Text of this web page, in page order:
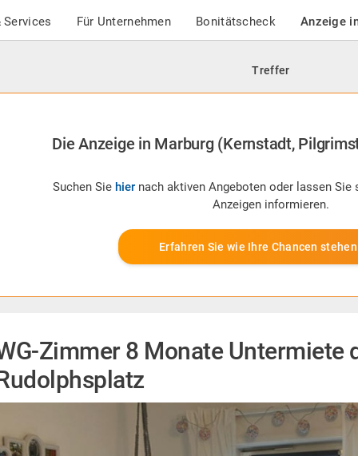
Services Für Unternehmen Bonitätscheck Anzeige
Treffer
Die Anzeige in Marburg (Kernstadt,
Suchen Sie hier nach aktiven Angeboten oder lassen Sie
Anzeigen informieren.
Erfahren Sie wie Ihre Chancen stehen
Zimmer 8 Monate Untermiete